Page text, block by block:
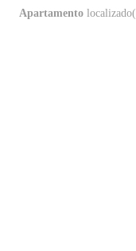
Apartamento